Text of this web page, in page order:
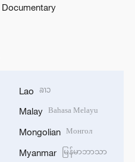
Documentary
Lao ລາວ
Malay Bahasa Melayu
Mongolian Монгол
Myanmar မြန်မာဘာသာ